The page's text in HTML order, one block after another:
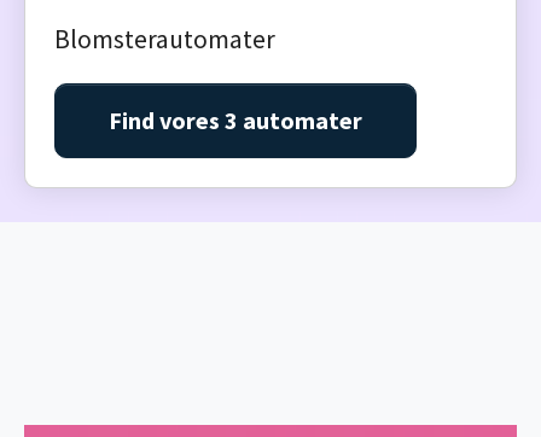
Blomsterautomater
Find vores 3 automater